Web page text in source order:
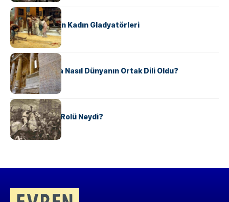
KÜLTÜR
Antik Roma’nın Kadın Gladyatörleri
KÜLTÜR
Antik Yunanca Nasıl Dünyanın Ortak Dili Oldu?
KÜLTÜR
Valdensler’in Rolü Neydi?